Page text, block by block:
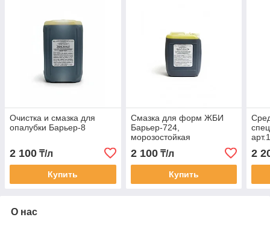
Очистка и смазка для
опалубки Барьер-8
2 100 ₸/л
Купить
Смазка для форм ЖБИ
Барьер-724,
морозостойкая
2 100₸/л
Купить
2
О нас